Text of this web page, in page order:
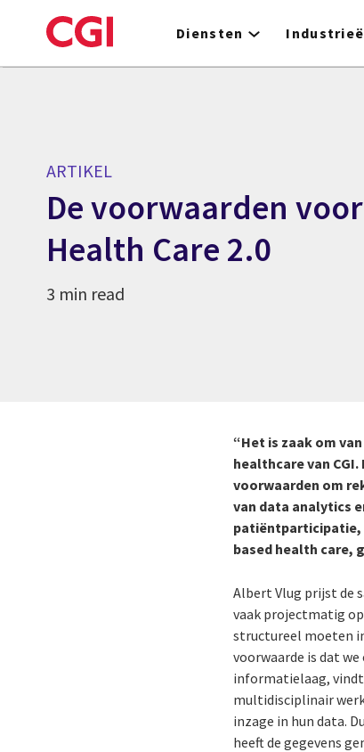
to
Diensten
ARTIKEL
De voorwaarden
Health Care 2.0
3 min read
“Het is zaak om
healthcare van
voorwaarden om
van data analytics
patiëntparticipatie,
based health care,
Albert Vlug prijst de
vaak projectmatig
structureel moeten
voorwaarde is dat
informatielaag, vindt
multidisciplinair
inzage in hun data.
heeft de gegevens